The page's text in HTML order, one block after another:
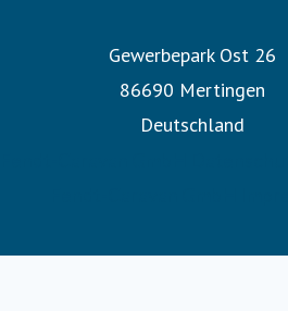
Gewerbepark Ost 26
86690 Mertingen
Deutschland